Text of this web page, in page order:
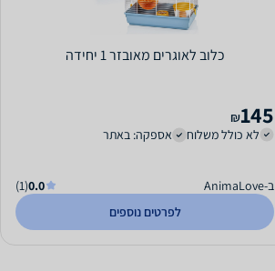
כלוב לאוגרים מאובזר 1 יחידה
145
₪
לא כולל משלוח
אספקה: באתר
ב-AnimaLove 0.0
(1)
לפרטים נוספים